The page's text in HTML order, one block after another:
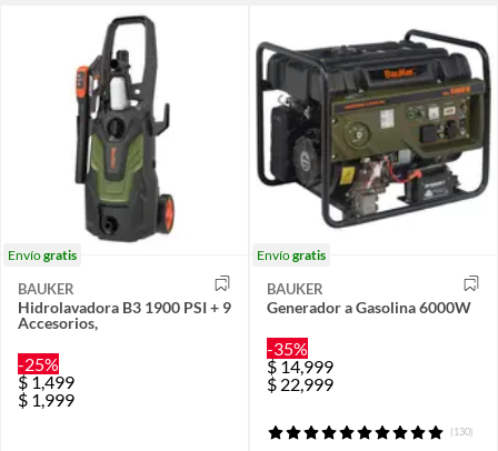
Envíogratis
BAUKER
Hidrolavadora B3 1900 PSI + 9
Accesorios,
-25%
$ 1,499
$ 1,999
Envíogratis
BAUKER
Generador a Gasolina 6000W
-35%
$ 14,999
$ 22,999
(130)